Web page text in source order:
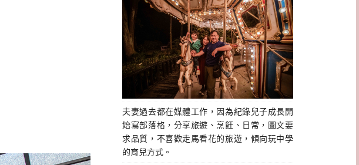
夫妻過去都在媒體工作，因為紀錄兒子成長開
始寫部落格，分享旅遊、烹飪、日常，圖文要
求品質，不喜歡走馬看花的旅遊，傾向玩中學
的育兒方式。